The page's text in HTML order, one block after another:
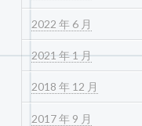
2022 年 6 月
2021 年 1 月
2018 年 12 月
2017 年 9 月